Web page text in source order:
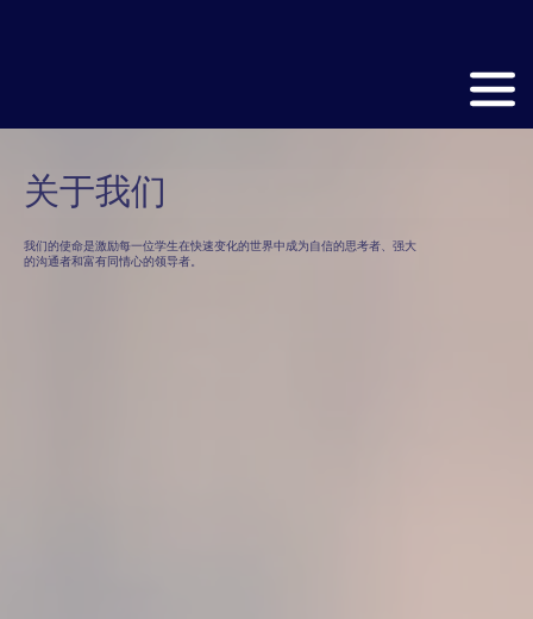
关于我们
我们的使命是激励每一位学生在快速变化的世界中成为自信的思考者、强大
的沟通者和富有同情心的领导者。